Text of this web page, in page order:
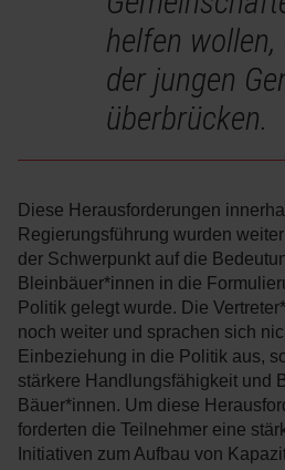
helfen
der jungen
überbrücken.
Diese Herausforderungen
Regierungsführung wurden
der Schwerpunkt auf die
Bleinbäuer*innen in die
Politik gelegt wurde. Die
noch weiter und sprachen sich
Einbeziehung in die Politik aus,
stärkere Handlungsfähigkeit und
Bäuer*innen. Um diese
forderten die Teilnehmer eine
Initiativen zum Aufbau von